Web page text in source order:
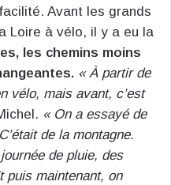
Avant les grands
Loire à vélo, il y a eu la
les chemins moins
« À partir de
vélo, mais avant, c’est
« On a essayé de
de la montagne.
de pluie, des
puis maintenant, on